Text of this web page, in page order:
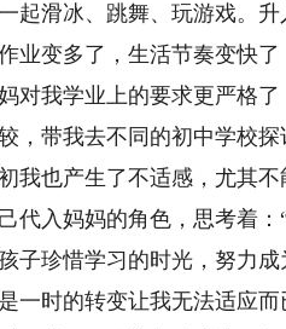
起滑冰、跳舞、玩游戏。
变多了，生活节奏变快了
对我学业上的要求更严格
，带我去不同的初中学校
我也产生了不适感，尤其
入妈妈的角色，思考着：
子珍惜学习的时光，努力
一时的转变让我无法适应而